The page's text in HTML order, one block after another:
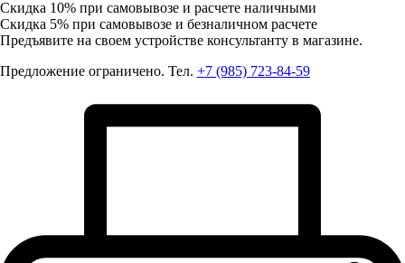
Скидка 10% при самовывозе и расчете наличными
Скидка 5% при самовывозе и безналичном расчете
Предъявите на своем устройстве консультанту в магазине.
Предложение ограничено. Тел. +7 (985) 723-84-59